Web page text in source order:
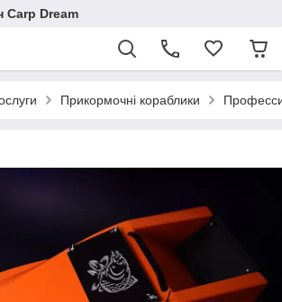
Carp Dream
Прикормочні кораблики